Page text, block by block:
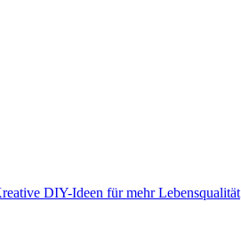
DIY-Ideen für mehr Lebensqualität